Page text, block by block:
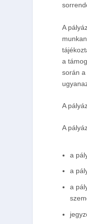
A
a
során
A
A
a
a
a